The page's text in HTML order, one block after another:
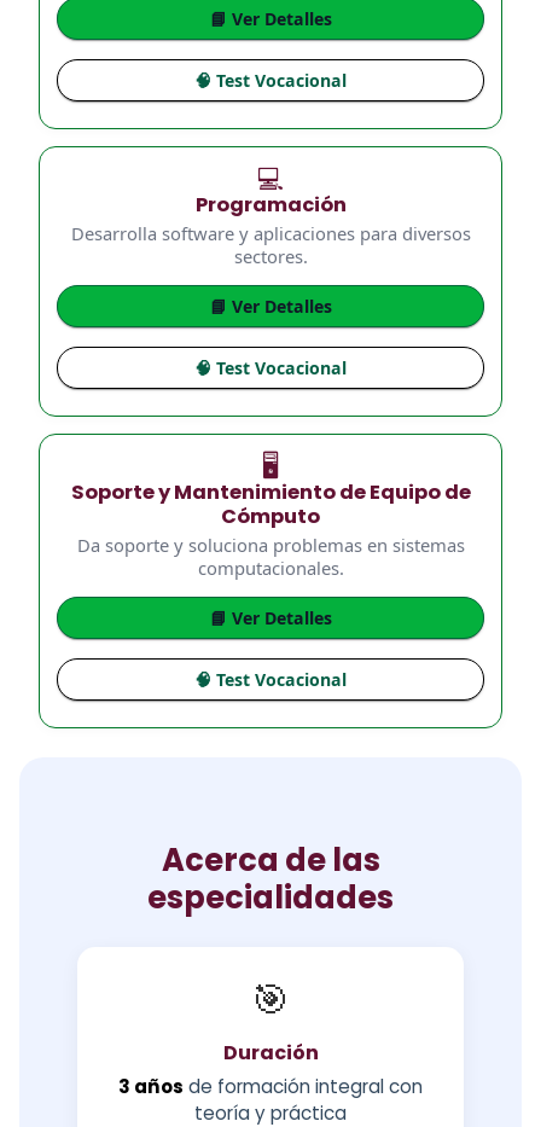
📘 Ver Detalles
🧠 Test Vocacional
💻
Programación
Desarrolla software y aplicaciones para diversos
sectores.
📘 Ver Detalles
🧠 Test Vocacional
🖥️
Soporte y Mantenimiento de Equipo de
Cómputo
Da soporte y soluciona problemas en sistemas
computacionales.
📘 Ver Detalles
🧠 Test Vocacional
Acerca de las
especialidades
🎯
Duración
3 años de formación integral con
teoría y práctica